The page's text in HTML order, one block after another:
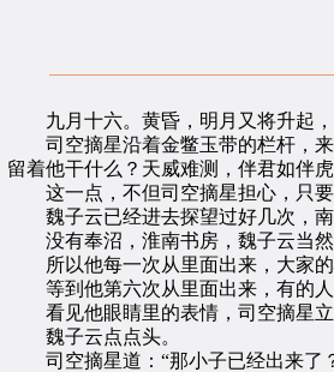
九月十六。黄昏，明月又将升起，
司空摘星沿着金鳖玉带的栏杆，来
留着他干什么？天威难测，伴君如伴
这一点，不但司空摘星担心，只要
魏子云已经进去探望过好几次，南
没有奉沼，淮南书房，魏子云当然
所以他每一次从里面出来，大家的
等到他第六次从里面出来，有的人
看见他眼睛里的表情，司空摘星立
魏子云点点头。
司空摘星道：“那小子已经出来了